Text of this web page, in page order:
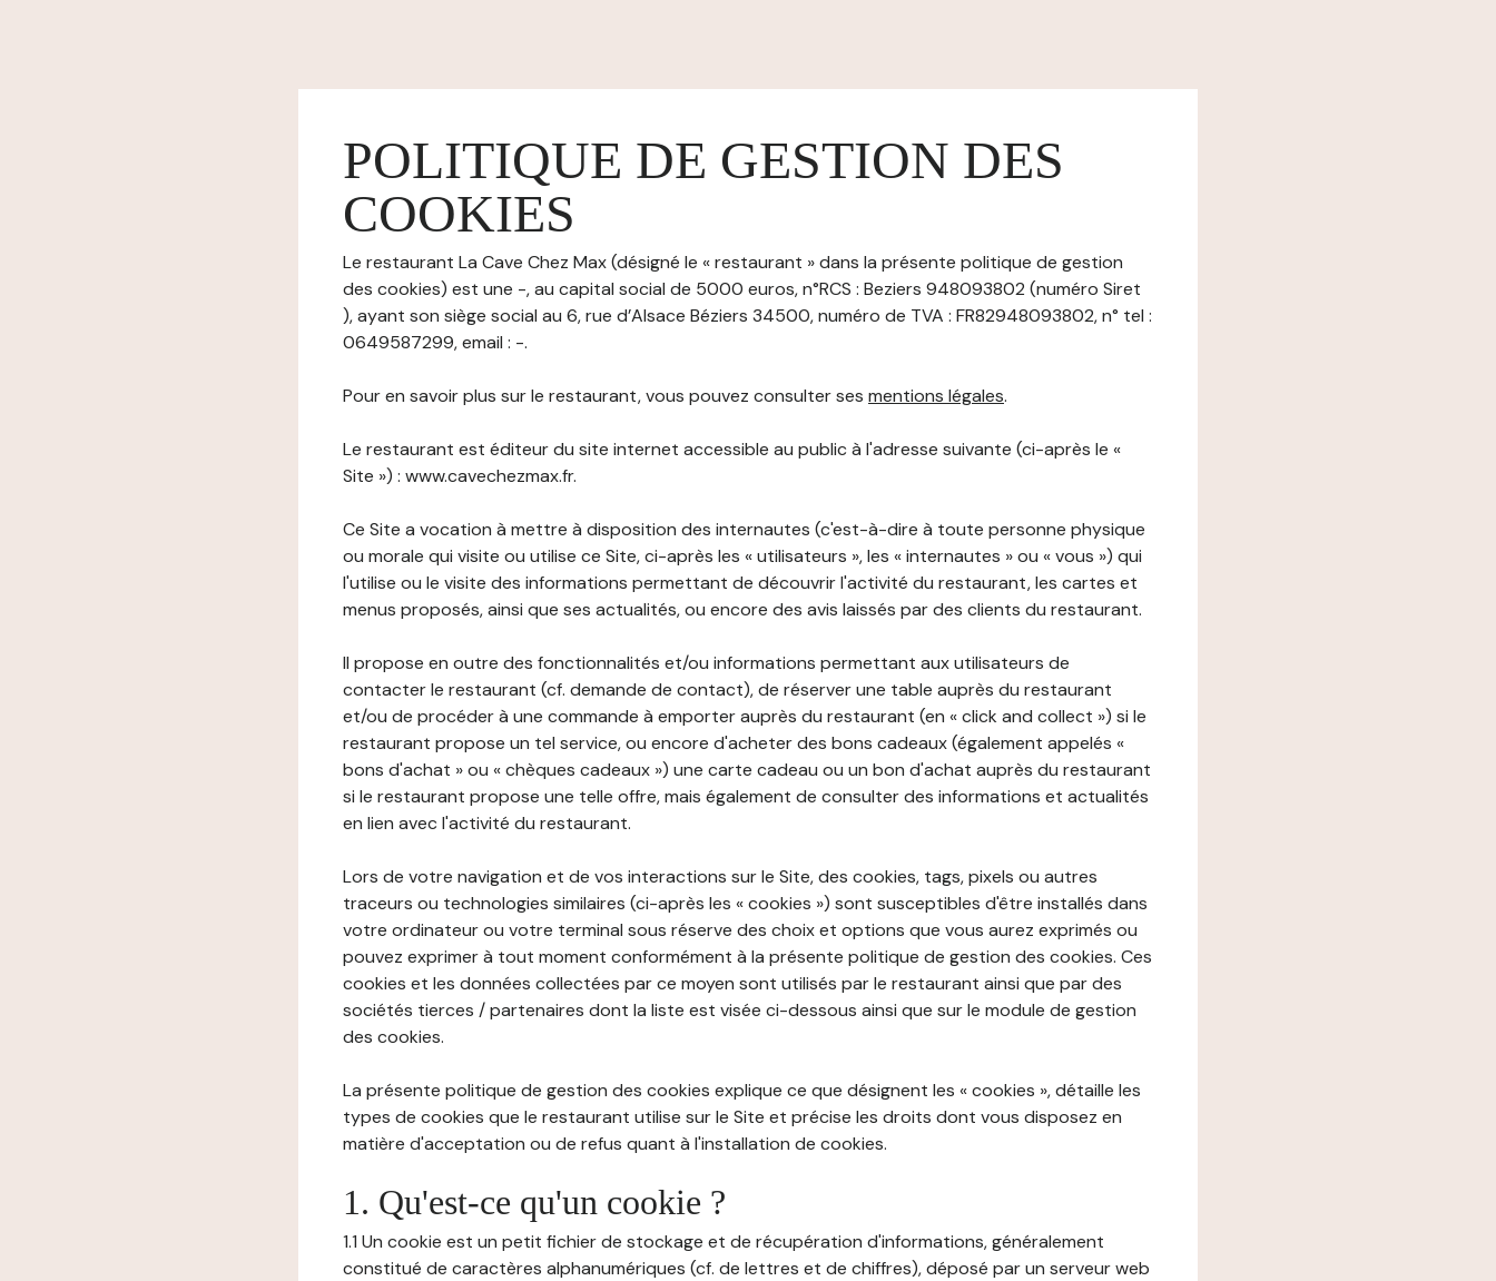
POLITIQUE DE GESTION DES
COOKIES
Le restaurant La Cave Chez Max (désigné le « restaurant » dans la présente politique de gestion
des cookies) est une -, au capital social de 5000 euros, n°RCS : Beziers 948093802 (numéro Siret
), ayant son siège social au 6, rue d’Alsace Béziers 34500, numéro de TVA : FR82948093802, n° tel :
0649587299, email : -.
Pour en savoir plus sur le restaurant, vous pouvez consulter ses mentions légales.
Le restaurant est éditeur du site internet accessible au public à l'adresse suivante (ci-après le «
Site ») : www.cavechezmax.fr.
Ce Site a vocation à mettre à disposition des internautes (c'est-à-dire à toute personne physique
ou morale qui visite ou utilise ce Site, ci-après les « utilisateurs », les « internautes » ou « vous ») qui
l'utilise ou le visite des informations permettant de découvrir l'activité du restaurant, les cartes et
menus proposés, ainsi que ses actualités, ou encore des avis laissés par des clients du restaurant.
Il propose en outre des fonctionnalités et/ou informations permettant aux utilisateurs de
contacter le restaurant (cf. demande de contact), de réserver une table auprès du restaurant
et/ou de procéder à une commande à emporter auprès du restaurant (en « click and collect ») si le
restaurant propose un tel service, ou encore d'acheter des bons cadeaux (également appelés «
bons d'achat » ou « chèques cadeaux ») une carte cadeau ou un bon d'achat auprès du restaurant
si le restaurant propose une telle offre, mais également de consulter des informations et actualités
en lien avec l'activité du restaurant.
Lors de votre navigation et de vos interactions sur le Site, des cookies, tags, pixels ou autres
traceurs ou technologies similaires (ci-après les « cookies ») sont susceptibles d'être installés dans
votre ordinateur ou votre terminal sous réserve des choix et options que vous aurez exprimés ou
pouvez exprimer à tout moment conformément à la présente politique de gestion des cookies. Ces
cookies et les données collectées par ce moyen sont utilisés par le restaurant ainsi que par des
sociétés tierces / partenaires dont la liste est visée ci-dessous ainsi que sur le module de gestion
des cookies.
La présente politique de gestion des cookies explique ce que désignent les « cookies », détaille les
types de cookies que le restaurant utilise sur le Site et précise les droits dont vous disposez en
matière d'acceptation ou de refus quant à l'installation de cookies.
1. Qu'est-ce qu'un cookie ?
1.1 Un cookie est un petit fichier de stockage et de récupération d'informations, généralement
constitué de caractères alphanumériques (cf. de lettres et de chiffres), déposé par un serveur web